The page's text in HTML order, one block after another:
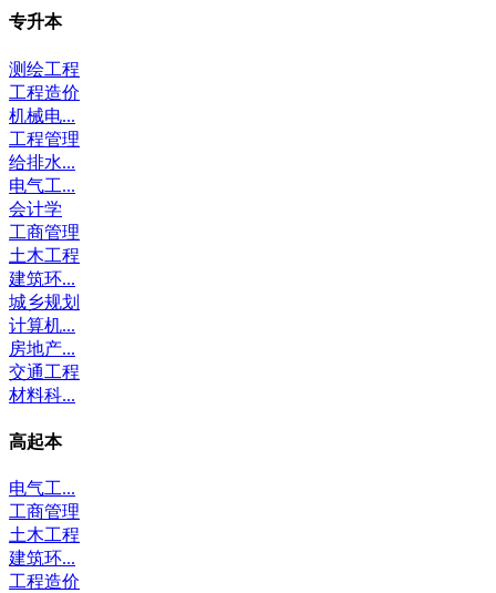
专升本
测绘工程
工程造价
机械电...
工程管理
给排水...
电气工...
会计学
工商管理
土木工程
建筑环...
城乡规划
计算机...
房地产...
交通工程
材料科...
高起本
电气工...
工商管理
土木工程
建筑环...
工程造价